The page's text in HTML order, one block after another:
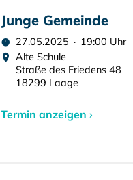
Junge Gemeinde
27.05.2025 · 19:00 Uhr
Alte Schule
Straße des Friedens 48
18299 Laage
Termin anzeigen ›